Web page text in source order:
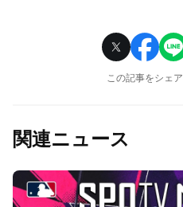
この記事をシェア
関連ニュース